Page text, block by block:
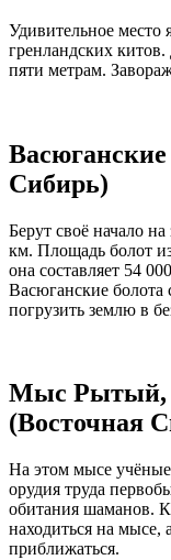
Удивительное место
гренландских
пяти метрам.
Васюганские
Сибирь)
Берут своё начало
км. Площадь болот
она составляет 54
Васюганские болота
погрузить землю в
Мыс Рытый,
(Восточная
На этом мысе
орудия труда
обитания шаманов.
находиться на мысе,
приближаться.